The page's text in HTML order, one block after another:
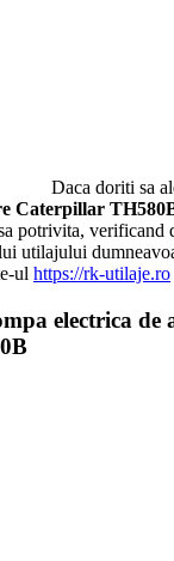
Daca doriti sa
Caterpillar
potrivita, verificand
utilajului
ul https://rk-utilaje.ro
electrica de